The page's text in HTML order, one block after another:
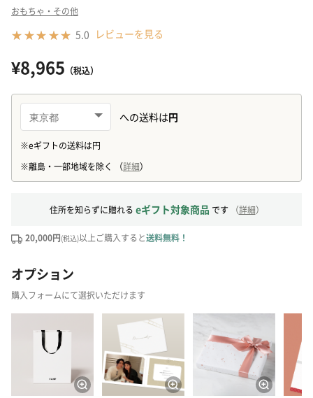
おもちゃ・その他
5.0 レビューを見る
¥8,965 （税込）
住所を知らずに贈れる eギフト対象商品 です （詳細）
20,000円(税込)以上ご購入すると送料無料！
オプション
購入フォームにて選択いただけます